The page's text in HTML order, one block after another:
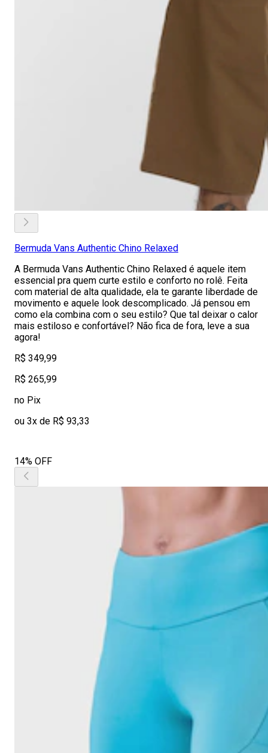
Bermuda Vans Authentic Chino Relaxed
A Bermuda Vans Authentic Chino Relaxed é aquele item
essencial pra quem curte estilo e conforto no rolê. Feita
com material de alta qualidade, ela te garante liberdade de
movimento e aquele look descomplicado. Já pensou em
como ela combina com o seu estilo? Que tal deixar o calor
mais estiloso e confortável? Não fica de fora, leve a sua
agora!
R$ 349,99
R$ 265,99
no Pix
ou 3x de R$ 93,33
14% OFF